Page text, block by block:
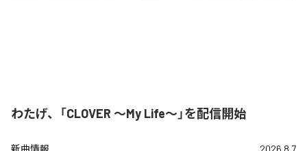
わたげ、「CLOVER ～My Life～」を配信開始
新曲情報 2026.8.7